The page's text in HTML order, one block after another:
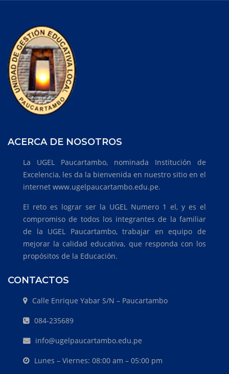
ACERCA DE NOSOTROS
La UGEL Paucartambo, nominada Institución de
Excelencia, les da la bienvenida en nuestro sitio en el
internet www.ugelpaucartambo.edu.pe.
El reto es lograr ser la UGEL Numero 1 el, y es el
compromiso de todos los integrantes de la familiar
de la UGEL Paucartambo, trabajar en equipo de
mejorar la calidad educativa, que responda con los
propósitos de la Educación.
CONTACTOS
Calle Enrique Yabar S/N – Paucartambo
084-235689
info@ugelpaucartambo.edu.pe
Lunes – Viernes: 08:00 am – 05:00 pm